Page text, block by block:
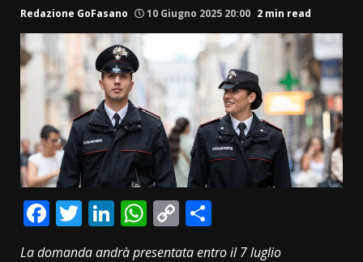
Redazione GoFasano 10 Giugno 2025 20:00 2 min read
Facebook
Twitter
LinkedIn
WhatsApp
Copy
Link
La domanda andrà presentata entro il 7 luglio